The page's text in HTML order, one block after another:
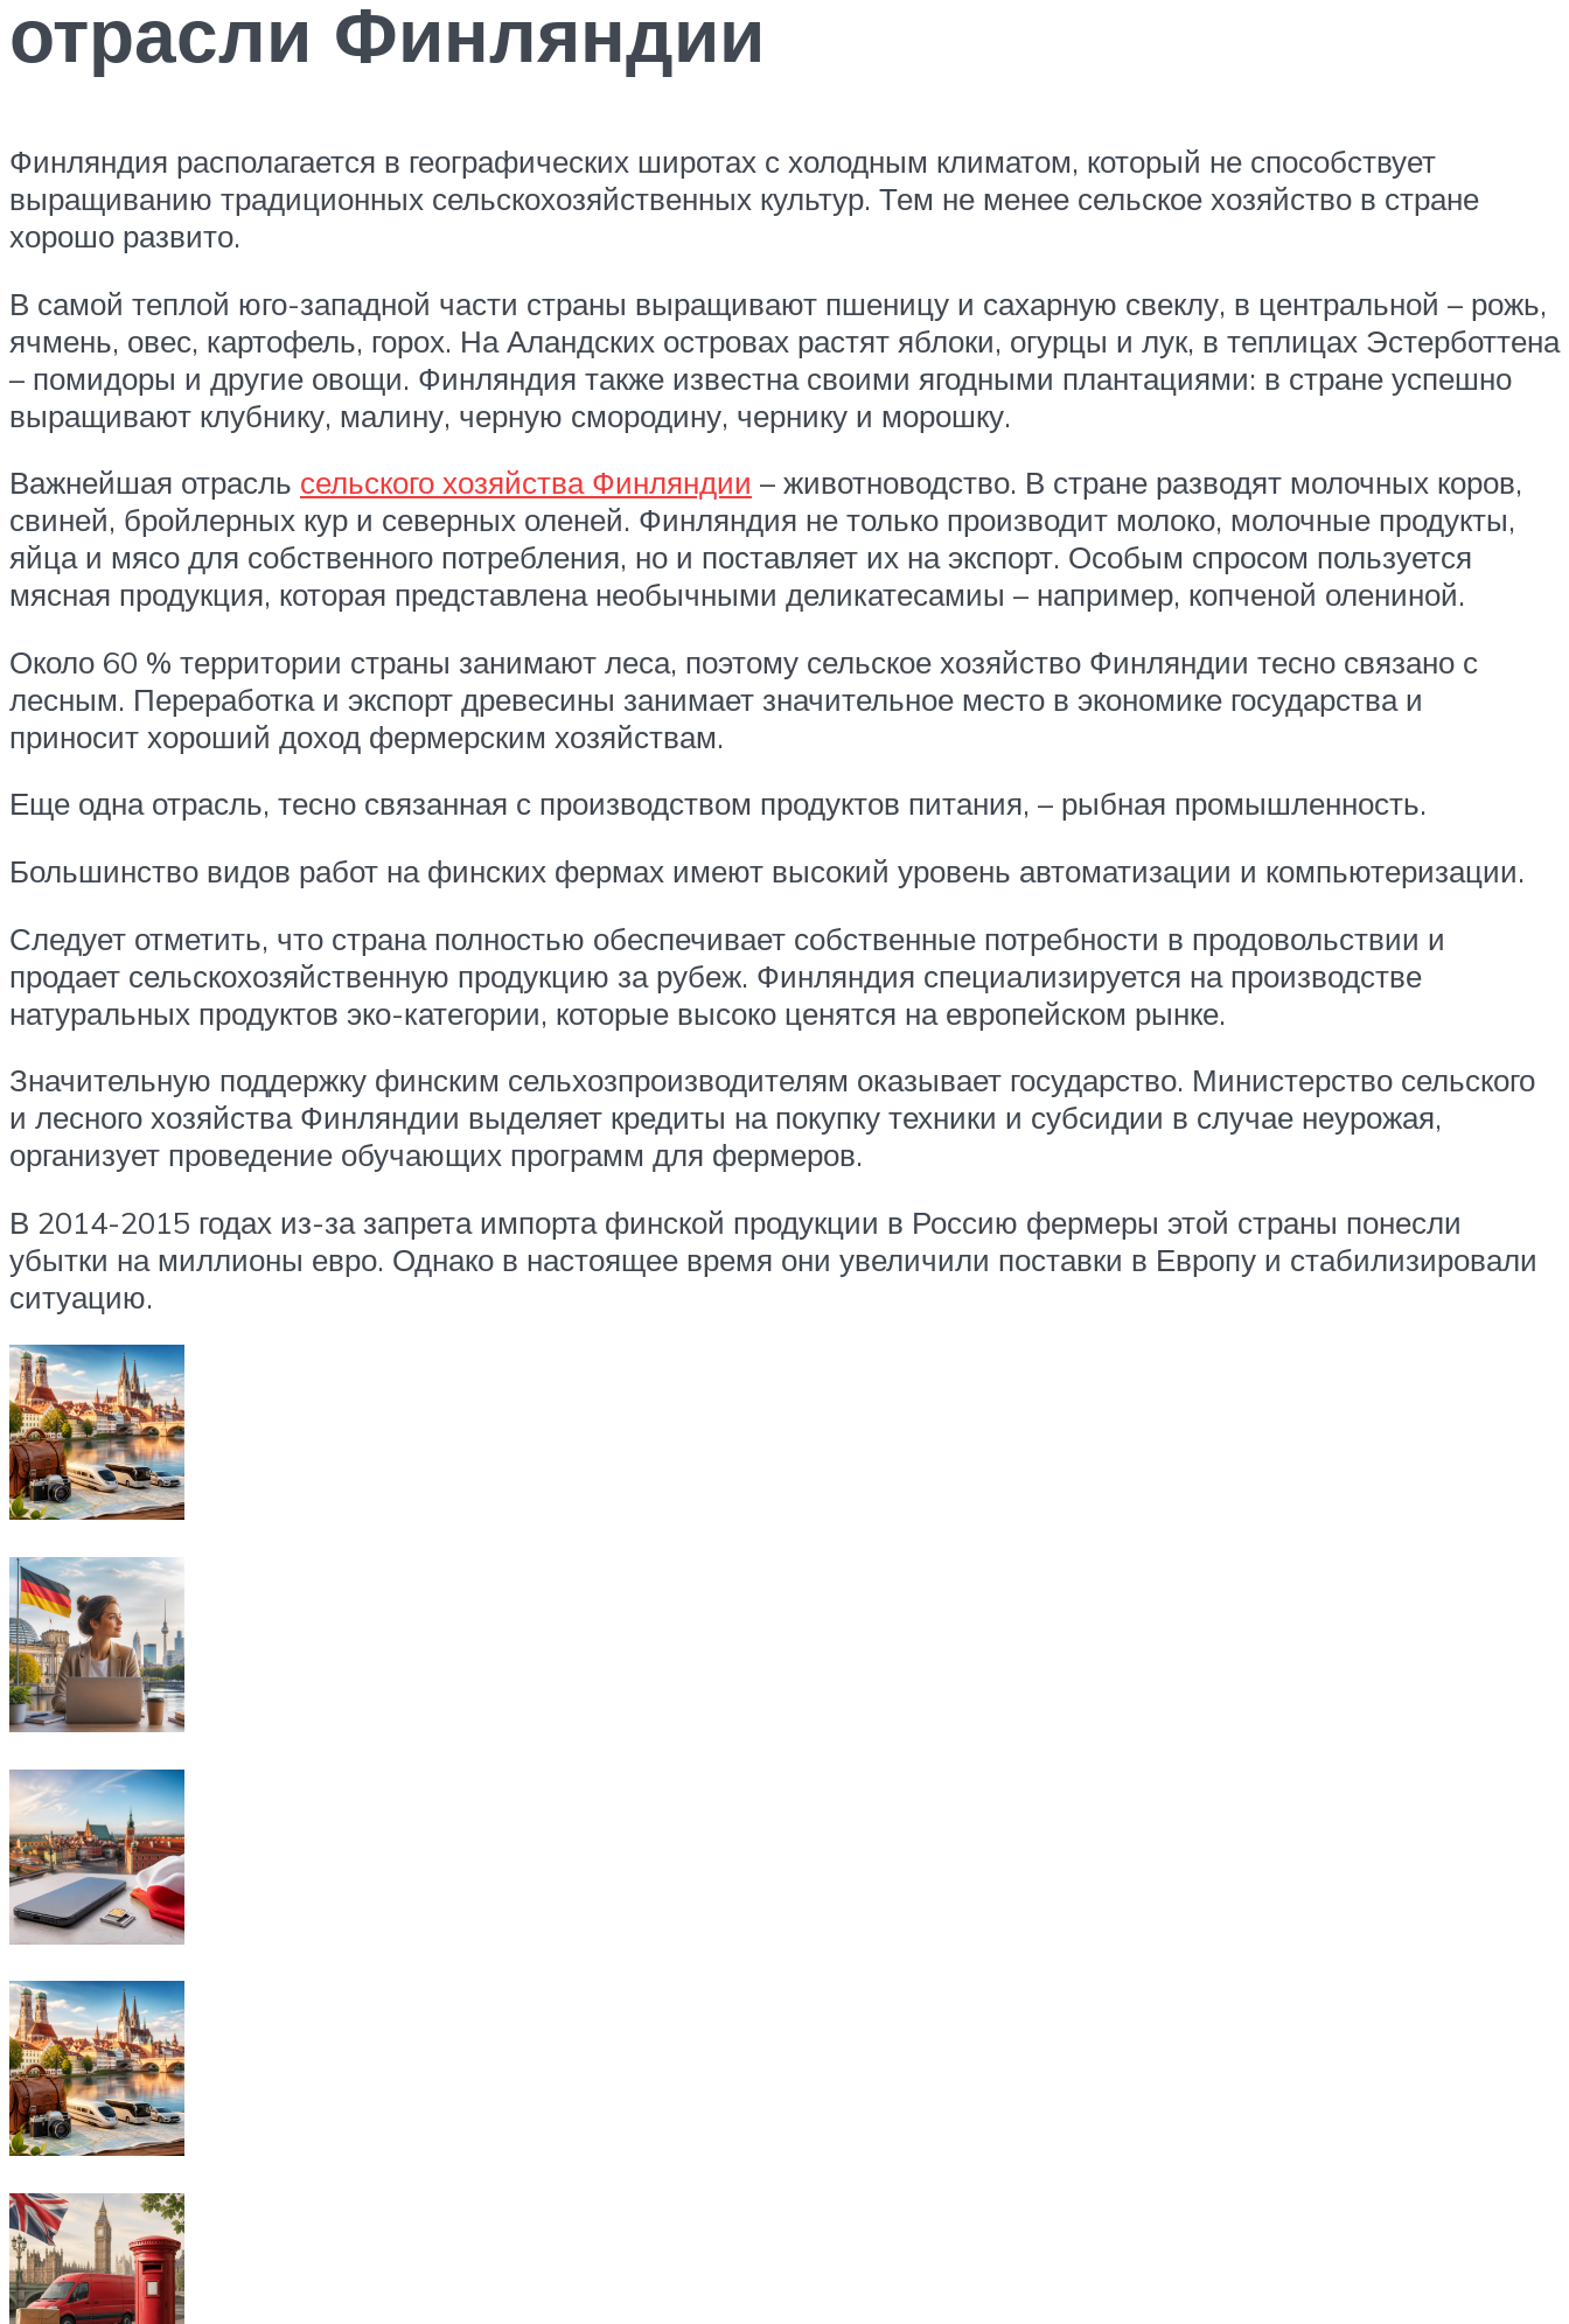
отрасли Финляндии
Финляндия располагается в географических широтах с холодным климатом, который не способствует
выращиванию традиционных сельскохозяйственных культур. Тем не менее сельское хозяйство в стране
хорошо развито.
В самой теплой юго-западной части страны выращивают пшеницу и сахарную свеклу, в центральной – рожь,
ячмень, овес, картофель, горох. На Аландских островах растят яблоки, огурцы и лук, в теплицах Эстерботтена
– помидоры и другие овощи. Финляндия также известна своими ягодными плантациями: в стране успешно
выращивают клубнику, малину, черную смородину, чернику и морошку.
Важнейшая отрасль сельского хозяйства Финляндии – животноводство. В стране разводят молочных коров,
свиней, бройлерных кур и северных оленей. Финляндия не только производит молоко, молочные продукты,
яйца и мясо для собственного потребления, но и поставляет их на экспорт. Особым спросом пользуется
мясная продукция, которая представлена необычными деликатесамиы – например, копченой олениной.
Около 60 % территории страны занимают леса, поэтому сельское хозяйство Финляндии тесно связано с
лесным. Переработка и экспорт древесины занимает значительное место в экономике государства и
приносит хороший доход фермерским хозяйствам.
Еще одна отрасль, тесно связанная с производством продуктов питания, – рыбная промышленность.
Большинство видов работ на финских фермах имеют высокий уровень автоматизации и компьютеризации.
Следует отметить, что страна полностью обеспечивает собственные потребности в продовольствии и
продает сельскохозяйственную продукцию за рубеж. Финляндия специализируется на производстве
натуральных продуктов эко-категории, которые высоко ценятся на европейском рынке.
Значительную поддержку финским сельхозпроизводителям оказывает государство. Министерство сельского
и лесного хозяйства Финляндии выделяет кредиты на покупку техники и субсидии в случае неурожая,
организует проведение обучающих программ для фермеров.
В 2014-2015 годах из-за запрета импорта финской продукции в Россию фермеры этой страны понесли
убытки на миллионы евро. Однако в настоящее время они увеличили поставки в Европу и стабилизировали
ситуацию.